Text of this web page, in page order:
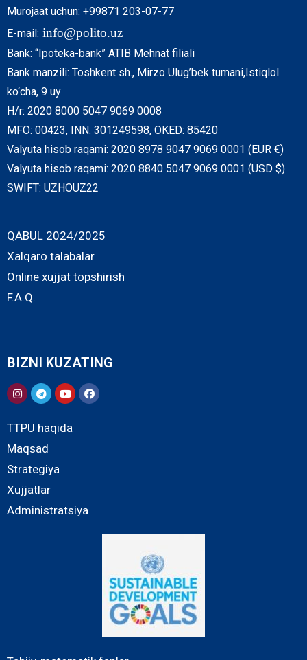
Murojaat uchun: +99871 203-07-77
E-mail: info@polito.uz
Bank: “Ipoteka-bank” ATIB Mehnat filiali
Bank manzili: Toshkent sh., Mirzo Ulug’bek tumani,Istiqlol
ko‘cha, 9 uy
H/r: 2020 8000 5047 9069 0008
MFO: 00423, INN: 301249598, OKED: 85420
Valyuta hisob raqami: 2020 8978 9047 9069 0001 (EUR €)
Valyuta hisob raqami: 2020 8840 5047 9069 0001 (USD $)
SWIFT: UZHOUZ22
QABUL 2024/2025
Xalqaro talabalar
Online xujjat topshirish
F.A.Q.
BIZNI KUZATING
TTPU haqida
Maqsad
Strategiya
Xujjatlar
Administratsiya